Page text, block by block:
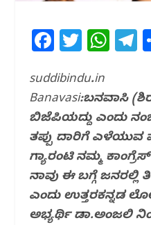
F
c
e
b
o
o
k
T
itt
e
r
W
at
s
A
p
p
T
e
g
suddibindu.in
Banavasi:ಬನವಾಸಿ
ಬಿಜೆಪಿಯದ್ದು ಎಂದು
ತಪ್ಪು ದಾರಿಗೆ ಎಳೆಯುವ
ಗ್ಯಾರಂಟಿ ನಮ್ಮ
ನಾವು ಈ ಬಗ್ಗೆ
ಎಂದು ಉತ್ತರಕನ್ನಡ
ಅಭ್ಯರ್ಥಿ ಡಾ.ಅಂಜಲಿ